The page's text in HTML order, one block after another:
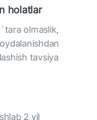
holatlar
olmaslik,
tavsiya
2 yil